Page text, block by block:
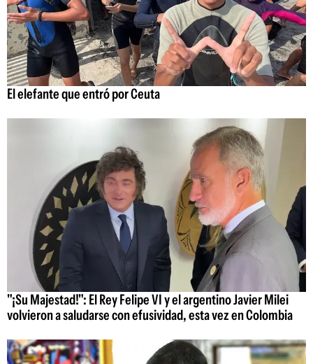
El elefante que entró por Ceuta
"¡Su Majestad!": El Rey Felipe VI y el argentino Javier Milei
volvieron a saludarse con efusividad, esta vez en Colombia